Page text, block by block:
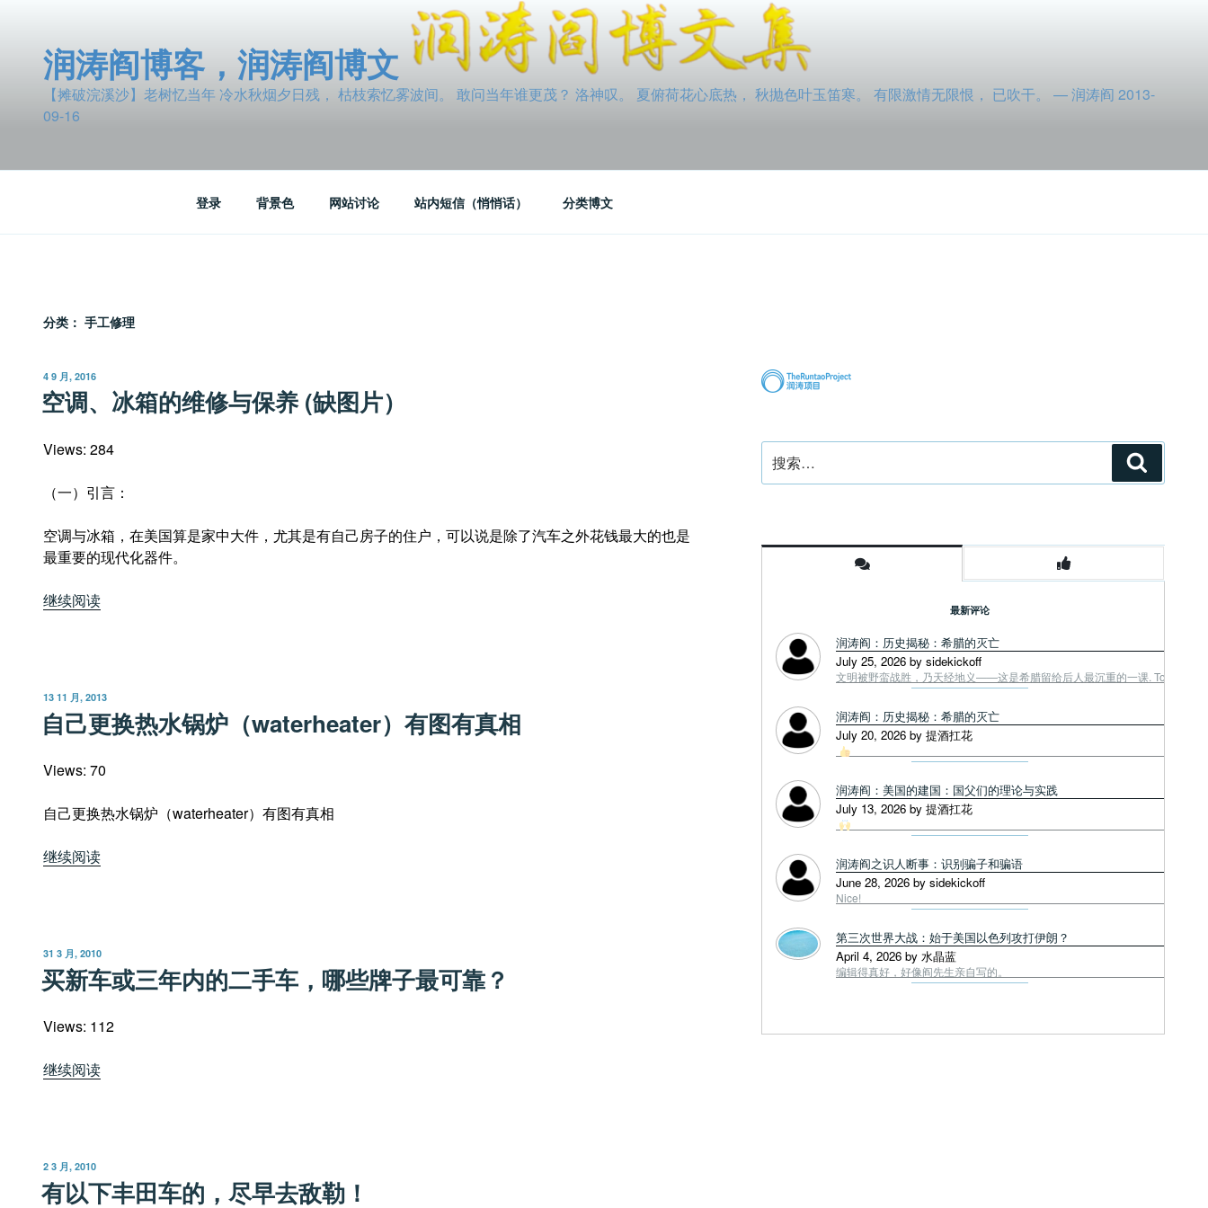
润涛阎博客，润涛阎博文
【摊破浣溪沙】老树忆当年 冷水秋烟夕日残， 枯枝索忆雾波间。 敢问当年谁更茂？ 洛神叹。 夏俯荷花心底热， 秋抛色叶玉笛寒。 有限激情无限恨， 已吹干。 — 润涛阎 2013-
09-16
登录 背景色 网站讨论 站内短信（悄悄话） 分类博文
分类： 手工修理
发
布
于
4 9 月, 2016
空调、冰箱的维修与保养 (缺图片）
Views: 284
（一）引言：
空调与冰箱，在美国算是家中大件，尤其是有自己房子的住户，可以说是除了汽车之外花钱最大的也是
最重要的现代化器件。
继续阅读“空
维
修
保
(缺
片）”
发
布
于
13 11 月, 2013
自己更换热水锅炉（waterheater）有图有真相
Views: 70
自己更换热水锅炉（waterheater）有图有真相
继续阅读“自
水
锅
（waterheater）
图
发
布
于
31 3 月, 2010
买新车或三年内的二手车，哪些牌子最可靠？
Views: 112
继续阅读“买
内
发
布
于
2 3 月, 2010
有以下丰田车的，尽早去敌勒！
索：
索
最新评论
润涛阎：历史揭秘：希腊的灭亡
July 25, 2026 by sidekickoff
文明被野蛮战胜，乃天经地义——这是希腊留给后人最沉重的一课. Tough
润涛阎：历史揭秘：希腊的灭亡
July 20, 2026 by 提酒扛花
润涛阎：美国的建国：国父们的理论与实践
July 13, 2026 by 提酒扛花
润涛阎之识人断事：识别骗子和骗语
June 28, 2026 by sidekickoff
Nice!
第三次世界大战：始于美国以色列攻打伊朗？
April 4, 2026 by 水晶蓝
编辑得真好，好像阎先生亲自写的。